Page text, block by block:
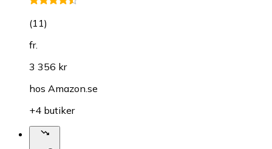
(11)
fr.
3 356 kr
hos Amazon.se
+4 butiker